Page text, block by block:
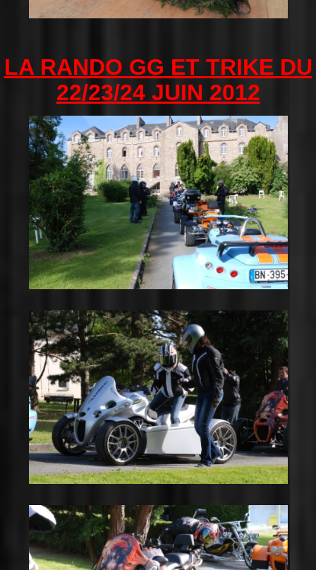
LA RANDO GG ET TRIKE DU
22/23/24 JUIN 2012